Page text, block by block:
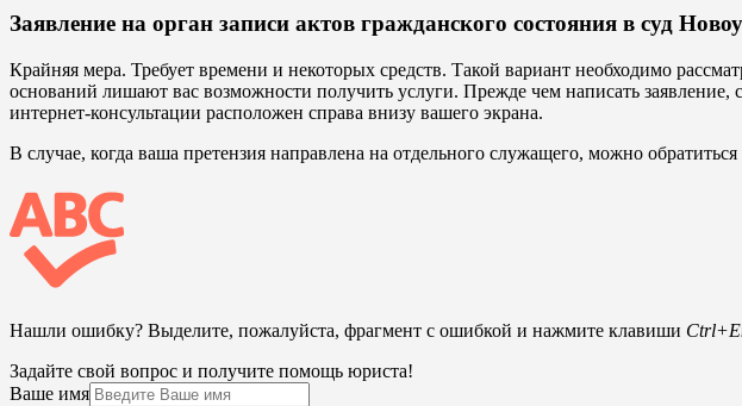
Заявление на орган записи актов гражданского состояния в суд
Крайняя мера. Требует времени и некоторых средств. Такой вариант необходимо
оснований лишают вас возможности получить услуги. Прежде чем написать заявление,
интернет-консультации расположен справа внизу вашего экрана.
В случае, когда ваша претензия направлена на отдельного служащего, можно
Нашли ошибку? Выделите, пожалуйста, фрагмент с ошибкой и нажмите клавиши
Задайте свой вопрос и получите помощь юриста!
Ваше имя